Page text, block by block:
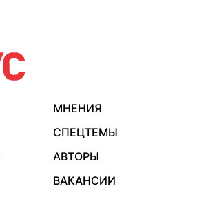
МНЕНИЯ
СПЕЦТЕМЫ
АВТОРЫ
ВАКАНСИИ